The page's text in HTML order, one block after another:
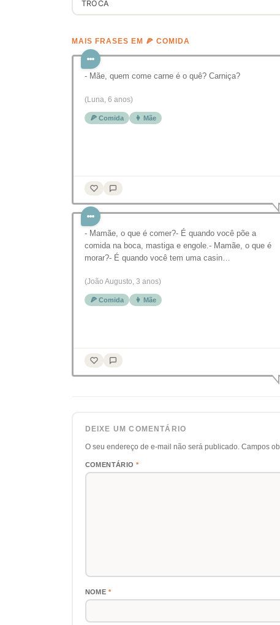
TROCA
MAIS FRASES EM 🍕 COMIDA
- Mãe, quem come carne é o quê? Carniça?
(Luna, 6 anos)
🍕 Comida 👩 Mãe
- Mamãe, o que é comer?- É quando você põe a
comida na boca, mastiga e engole.- Mamãe, o que é
morar?- É quando você tem uma casin…
(João Augusto, 3 anos)
🍕 Comida 👩 Mãe
DEIXE UM COMENTÁRIO
O seu endereço de e-mail não será publicado. Campos
COMENTÁRIO *
NOME *